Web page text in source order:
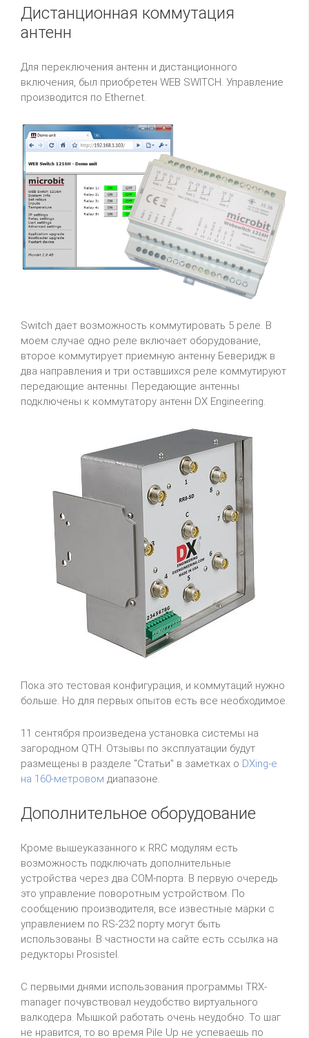
Дистанционная коммутация
антенн
Для переключения антенн и дистанционного
включения, был приобретен WEB SWITCH. Управление
производится по Ethernet.
Switch дает возможность коммутировать 5 реле. В
моем случае одно реле включает оборудование,
второе коммутирует приемную антенну Беверидж в
два направления и три оставшихся реле коммутируют
передающие антенны. Передающие антенны
подключены к коммутатору антенн DX Engineering.
Пока это тестовая конфигурация, и коммутаций нужно
больше. Но для первых опытов есть все необходимое.
11 сентября произведена установка системы на
загородном QTH. Отзывы по эксплуатации будут
размещены в разделе "Статьи" в заметках о DXing-е
на 160-метровом диапазоне.
Дополнительное оборудование
Кроме вышеуказанного к RRC модулям есть
возможность подключать дополнительные
устройства через два СОМ-порта. В первую очередь
это управление поворотным устройством. По
сообщению производителя, все известные марки с
управлением по RS-232 порту могут быть
использованы. В частности на сайте есть ссылка на
редукторы Prosistel.
С первыми днями использования программы TRX-
manager почувствовал неудобство виртуального
валкодера. Мышкой работать очень неудобно. То шаг
не нравится, то во время Pile Up не успеваешь по